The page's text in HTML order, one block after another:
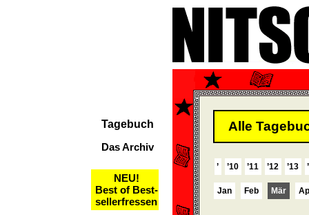
Tagebuch
Das Archiv
NEU!
Best of Best-
sellerfressen
Alle
’ ’10 ’11 ’12 ’13
Jan Feb Mär